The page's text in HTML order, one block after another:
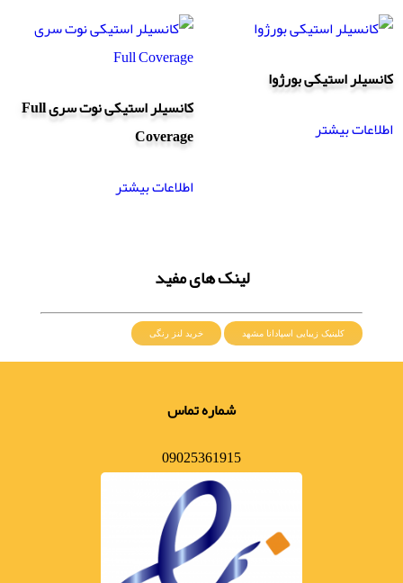
کانسیلر استیکی بورژوا
اطلاعات بیشتر
کانسیلر استیکی نوت سری Full
Coverage
اطلاعات بیشتر
لینک های مفید
کلینیک زیبایی اسپادانا مشهد خرید لنز رنگی
شماره تماس
09025361915